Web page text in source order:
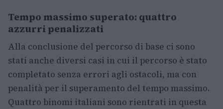
Tempo massimo superato: quattro
azzurri penalizzati
Alla conclusione del percorso di base ci sono
stati anche diversi casi in cui il percorso è stato
completato senza errori agli ostacoli, ma con
penalità per il superamento del tempo massimo.
Quattro binomi italiani sono rientrati in questa